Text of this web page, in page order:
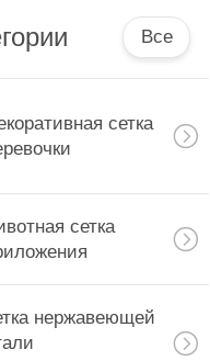
Все
сетка
сетка
нержавеющей